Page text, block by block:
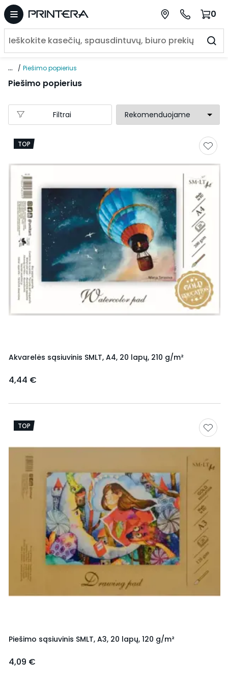
0
... Piešimo popierius
Piešimo popierius
Filtrai
TOP
Akvarelės sąsiuvinis SMLT, A4, 20 lapų, 210 g/m²
4,44 €
TOP
Piešimo sąsiuvinis SMLT, A3, 20 lapų, 120 g/m²
4,09 €